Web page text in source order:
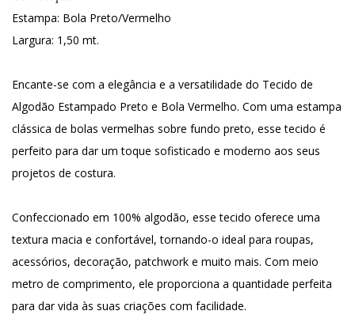
Estampa: Bola Preto/Vermelho
Largura: 1,50 mt.
Encante-se com a elegância e a versatilidade do Tecido de
Algodão Estampado Preto e Bola Vermelho. Com uma estampa
clássica de bolas vermelhas sobre fundo preto, esse tecido é
perfeito para dar um toque sofisticado e moderno aos seus
projetos de costura.
Confeccionado em 100% algodão, esse tecido oferece uma
textura macia e confortável, tornando-o ideal para roupas,
acessórios, decoração, patchwork e muito mais. Com meio
metro de comprimento, ele proporciona a quantidade perfeita
para dar vida às suas criações com facilidade.